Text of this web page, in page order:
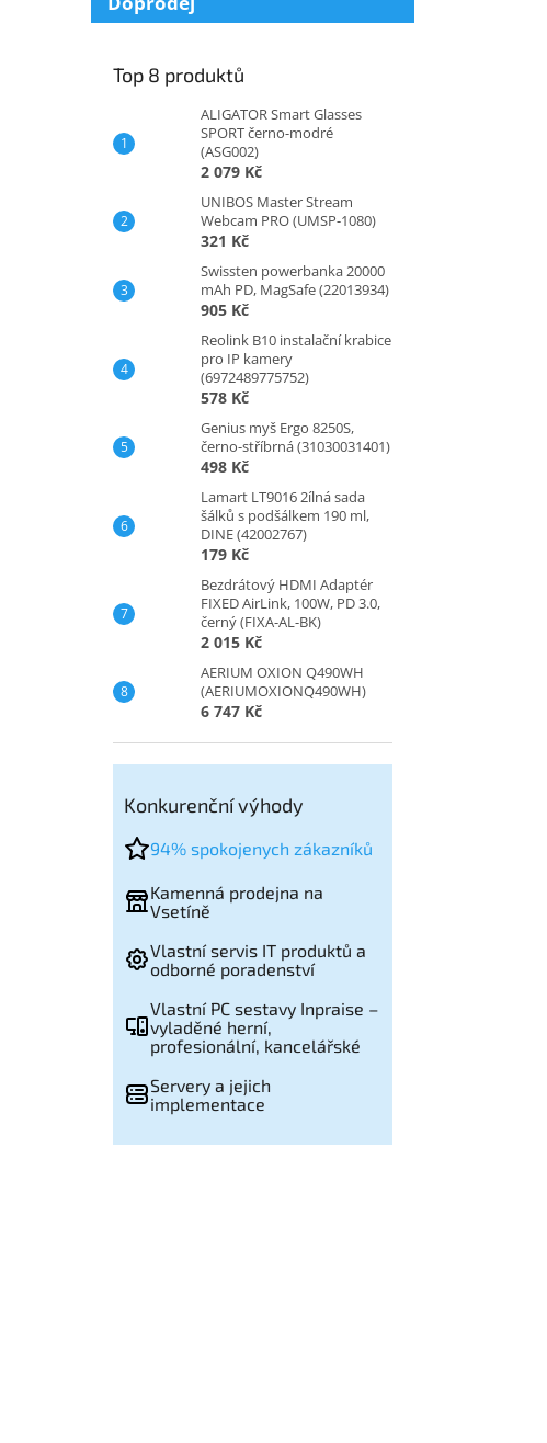
Top 8 produktů
ALIGATOR Smart Glasses
SPORT černo-modré
(ASG002)
2 079 Kč
UNIBOS Master Stream
Webcam PRO (UMSP-1080)
321 Kč
Swissten powerbanka 20000
mAh PD, MagSafe (22013934)
905 Kč
Reolink B10 instalační krabice
pro IP kamery
(6972489775752)
578 Kč
Genius myš Ergo 8250S,
černo-stříbrná (31030031401)
498 Kč
Lamart LT9016 2ílná sada
šálků s podšálkem 190 ml,
DINE (42002767)
179 Kč
Bezdrátový HDMI Adaptér
FIXED AirLink, 100W, PD 3.0,
černý (FIXA-AL-BK)
2 015 Kč
AERIUM OXION Q490WH
(AERIUMOXIONQ490WH)
6 747 Kč
Konkurenční výhody
94% spokojenych zákazníků
Kamenná prodejna na
Vsetíně
Vlastní servis IT produktů a
odborné poradenství
Vlastní PC sestavy Inpraise –
vyladěné herní,
profesionální, kancelářské
Servery a jejich
implementace